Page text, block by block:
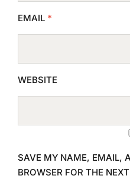
EMAIL *
WEBSITE
SAVE MY NAME, EMAIL,
BROWSER FOR THE